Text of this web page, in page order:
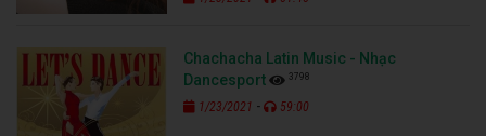
Chachacha Latin Music - Nhạc
Dancesport
3798
1/23/2021 - 59:00